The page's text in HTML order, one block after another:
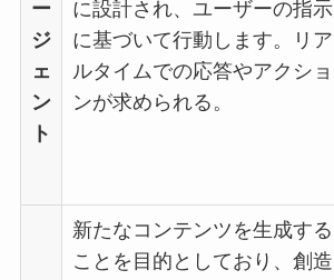
ー
ジ
ェ
ン
ト
に設計され、ユーザーの指示
に基づいて行動します。リア
ルタイムでの応答やアクショ
ンが求められる。
新たなコンテンツを生成する
ことを目的としており、創造